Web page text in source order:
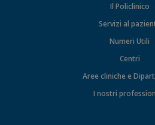
Il Policlinico
Servizi al
Numeri Utili
Centri
Aree cliniche e
I nostri